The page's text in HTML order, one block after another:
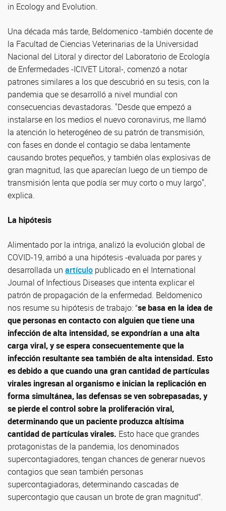
in Ecology and Evolution.
Una década más tarde, Beldomenico -también docente de
la Facultad de Ciencias Veterinarias de la Universidad
Nacional del Litoral y director del Laboratorio de Ecología
de Enfermedades -ICIVET Litoral-, comenzó a notar
patrones similares a los que descubrió en su tesis, con la
pandemia que se desarrolló a nivel mundial con
consecuencias devastadoras. "Desde que empezó a
instalarse en los medios el nuevo coronavirus, me llamó
la atención lo heterogéneo de su patrón de transmisión,
con fases en donde el contagio se daba lentamente
causando brotes pequeños, y también olas explosivas de
gran magnitud, las que aparecían luego de un tiempo de
transmisión lenta que podía ser muy corto o muy largo",
explica.
La hipótesis
Alimentado por la intriga, analizó la evolución global de
COVID-19, arribó a una hipótesis -evaluada por pares y
desarrollada un artículo publicado en el International
Journal of Infectious Diseases que intenta explicar el
patrón de propagación de la enfermedad. Beldomenico
nos resume su hipótesis de trabajo: “se basa en la idea de
que personas en contacto con alguien que tiene una
infección de alta intensidad, se expondrían a una alta
carga viral, y se espera consecuentemente que la
infección resultante sea también de alta intensidad. Esto
es debido a que cuando una gran cantidad de partículas
virales ingresan al organismo e inician la replicación en
forma simultánea, las defensas se ven sobrepasadas, y
se pierde el control sobre la proliferación viral,
determinando que un paciente produzca altísima
cantidad de partículas virales. Esto hace que grandes
protagonistas de la pandemia, los denominados
supercontagiadores, tengan chances de generar nuevos
contagios que sean también personas
supercontagiadoras, determinando cascadas de
supercontagio que causan un brote de gran magnitud”.